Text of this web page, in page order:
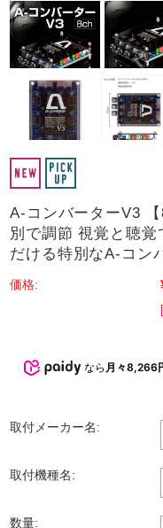
A-コンバーターV3
別で調節 視覚と聴
だける特別なA-コン
価格:
なら 月々8,266
取付メーカー名:
取付機種名:
数量: